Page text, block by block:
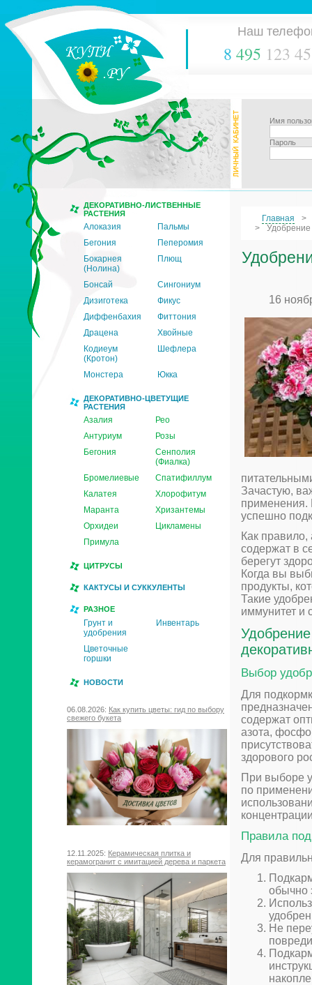
Наш
8 495 123
Имя
Пароль
ДЕКОРАТИВНО-ЛИСТВЕННЫЕ
РАСТЕНИЯ
Алоказия
Пальмы
Бегония
Пеперомия
Бокарнея
(Нолина)
Плющ
Бонсай
Сингониум
Дизиготека
Фикус
Диффенбахия
Фиттония
Драцена
Хвойные
Кодиеум
(Кротон)
Шефлера
Монстера Юкка
ДЕКОРАТИВНО-ЦВЕТУЩИЕ
РАСТЕНИЯ
Азалия
Рео
Антуриум
Розы
Бегония
Сенполия
(Фиалка)
Бромелиевые
Спатифиллум
Калатея
Хлорофитум
Маранта
Хризантемы
Орхидеи
Цикламены
Примула
ЦИТРУСЫ
КАКТУСЫ И СУККУЛЕНТЫ
РАЗНОЕ
Грунт и
удобрения
Инвентарь
Цветочные
горшки
НОВОСТИ
06.08.2026: Как купить цветы: гид по выбору
свежего букета
12.11.2025: Керамическая плитка и
керамогранит с имитацией дерева и паркета
Главная
Удобрение
16
Зачастую,
применения.
успешно
Как
содержат в
берегут
Когда вы
продукты,
Такие
иммунитет и
Выбор
Для
содержат
азота,
здорового
При выборе
по
Правила
Для
обычно
Не